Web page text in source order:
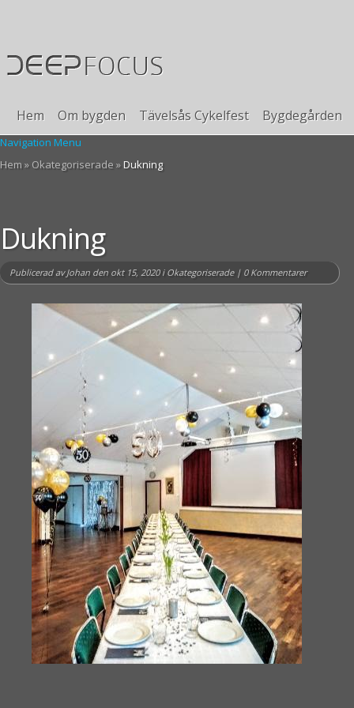
Hem Om bygden Tävelsås Cykelfest Bygdegården
Navigation Menu
Hem » Okategoriserade » Dukning
Dukning
Publicerad avJohan den okt 15, 2020 i Okategoriserade| 0 Kommentarer